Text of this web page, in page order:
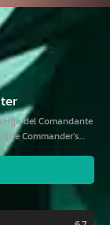
Hija del Comandante
Commander’s